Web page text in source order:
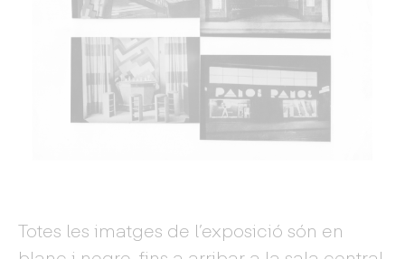
Totes les imatges de l’exposició són en